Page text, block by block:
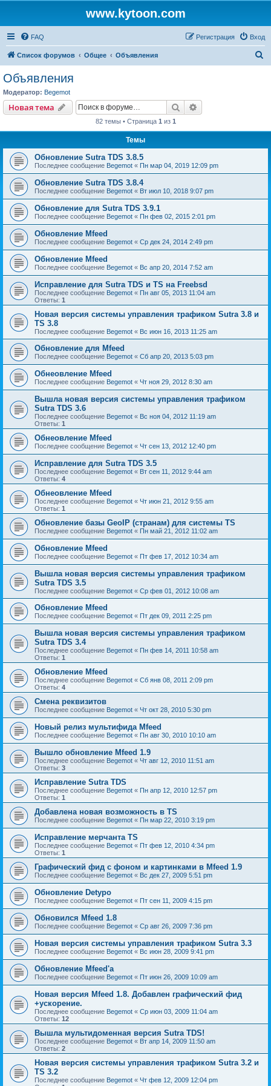
www.kytoon.com
FAQ Вход
Регистрация
Список форумов Общее Объявления
Объявления
Модератор: Begemot
Новая тема Поиск
82 темы • Страница 1 из 1
Темы
Обновление Sutra TDS 3.8.5
Последнее сообщение Begemot « Пн мар 04, 2019 12:09 pm
Обновление Sutra TDS 3.8.4
Последнее сообщение Begemot « Вт июл 10, 2018 9:07 pm
Обновление для Sutra TDS 3.9.1
Последнее сообщение Begemot « Пн фев 02, 2015 2:01 pm
Обновление Mfeed
Последнее сообщение Begemot « Ср дек 24, 2014 2:49 pm
Обновление Mfeed
Последнее сообщение Begemot « Вс апр 20, 2014 7:52 am
Исправление для Sutra TDS и TS на Freebsd
Последнее сообщение Begemot « Пн авг 05, 2013 11:04 am
Ответы: 1
Новая версия системы управления трафиком Sutra 3.8 и
TS 3.8
Последнее сообщение Begemot « Вс июн 16, 2013 11:25 am
Обновление для Mfeed
Последнее сообщение Begemot « Сб апр 20, 2013 5:03 pm
Обнеовление Mfeed
Последнее сообщение Begemot « Чт ноя 29, 2012 8:30 am
Вышла новая версия системы управления трафиком
Sutra TDS 3.6
Последнее сообщение Begemot « Вс ноя 04, 2012 11:19 am
Ответы: 1
Обнеовление Mfeed
Последнее сообщение Begemot « Чт сен 13, 2012 12:40 pm
Исправление для Sutra TDS 3.5
Последнее сообщение Begemot « Вт сен 11, 2012 9:44 am
Ответы: 4
Обнеовление Mfeed
Последнее сообщение Begemot « Чт июн 21, 2012 9:55 am
Ответы: 1
Обновление базы GeoIP (странам) для системы TS
Последнее сообщение Begemot « Пн май 21, 2012 11:02 am
Обновление Mfeed
Последнее сообщение Begemot « Пт фев 17, 2012 10:34 am
Вышла новая версия системы управления трафиком
Sutra TDS 3.5
Последнее сообщение Begemot « Ср фев 01, 2012 10:08 am
Обновление Mfeed
Последнее сообщение Begemot « Пт дек 09, 2011 2:25 pm
Вышла новая версия системы управления трафиком
Sutra TDS 3.4
Последнее сообщение Begemot « Пн фев 14, 2011 10:58 am
Ответы: 1
Обновление Mfeed
Последнее сообщение Begemot « Сб янв 08, 2011 2:09 pm
Ответы: 4
Смена реквизитов
Последнее сообщение Begemot « Чт окт 28, 2010 5:30 pm
Новый релиз мультифида Mfeed
Последнее сообщение Begemot « Пн авг 30, 2010 10:10 am
Вышло обновление Mfeed 1.9
Последнее сообщение Begemot « Чт авг 12, 2010 11:51 am
Ответы: 3
Исправление Sutra TDS
Последнее сообщение Begemot « Пн апр 12, 2010 12:57 pm
Ответы: 1
Добавлена новая возможность в TS
Последнее сообщение Begemot « Пн мар 22, 2010 3:19 pm
Исправление мерчанта TS
Последнее сообщение Begemot « Пт фев 12, 2010 4:34 pm
Ответы: 1
Графический фид с фоном и картинками в Mfeed 1.9
Последнее сообщение Begemot « Вс дек 27, 2009 5:51 pm
Обновление Detypo
Последнее сообщение Begemot « Пт сен 11, 2009 4:15 pm
Обновился Mfeed 1.8
Последнее сообщение Begemot « Ср авг 26, 2009 7:36 pm
Новая версия системы управления трафиком Sutra 3.3
Последнее сообщение Begemot « Вс июн 28, 2009 9:41 pm
Обновление Mfeed'а
Последнее сообщение Begemot « Пт июн 26, 2009 10:09 am
Новая версия Mfeed 1.8. Добавлен графический фид
+ускорение.
Последнее сообщение Begemot « Ср июн 03, 2009 11:04 am
Ответы: 12
Вышла мультидоменная версия Sutra TDS!
Последнее сообщение Begemot « Вт апр 14, 2009 11:50 am
Ответы: 2
Новая версия системы управления трафиком Sutra 3.2 и
TS 3.2
Последнее сообщение Begemot « Чт фев 12, 2009 12:04 pm